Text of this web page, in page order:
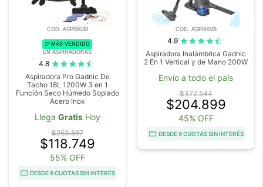
COD. ASP00048
1º MÁS VENDIDO
EN ASPIRADORAS
4.8
Aspiradora Pro Gadnic De
Tacho 18L 1200W 3 en 1
Función Seco Húmedo Soplado
Acero Inox
Llega GratisHoy
$263.887
$118.749
55% OFF
DESDE 6 CUOTAS SIN INTERÉS
COD. ASP00028
4.9
Aspiradora Inalámbrica Gadnic
2 En 1 Vertical y de Mano 200W
Envío a todo el país
$372.544
$204.899
45% OFF
DESDE 6 CUOTAS SIN INTERÉS